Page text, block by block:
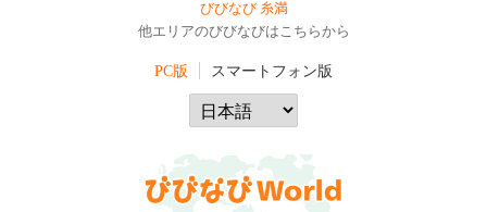
びびなび 糸満
他エリアのびびなびはこちらから
PC版 スマートフォン版